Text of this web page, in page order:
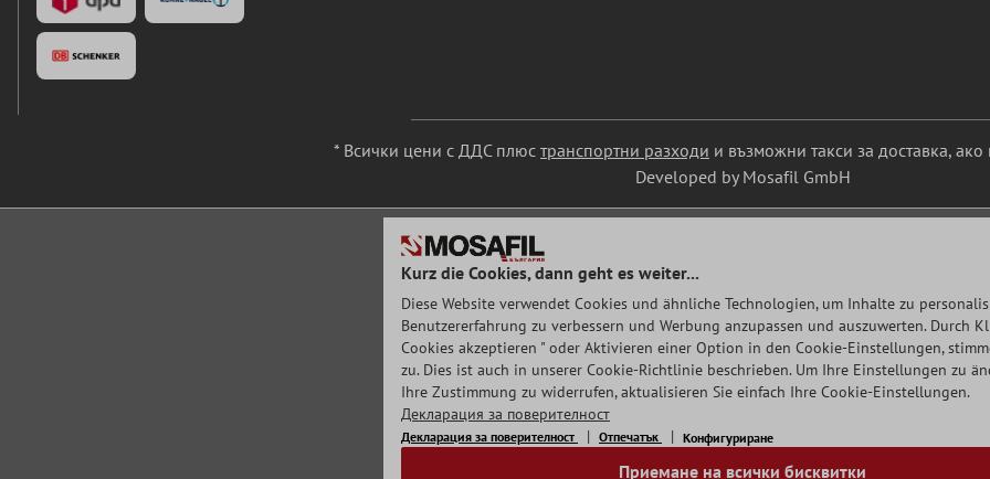
* Всички цени с ДДС плюс транспортни разходи и възможни такси за доставка,
Developed by Mosafil GmbH
Kurz die Cookies, dann geht es weiter...
Diese Website verwendet Cookies und ähnliche Technologien, um Inhalte zu
Benutzererfahrung zu verbessern und Werbung anzupassen und auszuwerten. Durch
Cookies akzeptieren " oder Aktivieren einer Option in den Cookie-Einstellungen,
zu. Dies ist auch in unserer Cookie-Richtlinie beschrieben. Um Ihre Einstellungen zu
Ihre Zustimmung zu widerrufen, aktualisieren Sie einfach Ihre Cookie-Einstellungen.
Декларация за поверителност
Декларация за поверителност Отпечатък Конфигуриране
Приемане на всички бисквитки